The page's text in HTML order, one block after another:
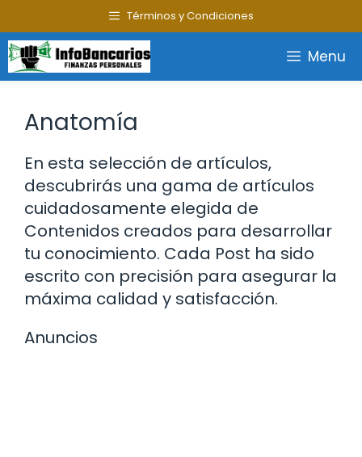
al
contenido
Términos y Condiciones
Menu
Anatomía
En esta selección de artículos,
descubrirás una gama de artículos
cuidadosamente elegida de
Contenidos creados para desarrollar
tu conocimiento. Cada Post ha sido
escrito con precisión para asegurar la
máxima calidad y satisfacción.
Anuncios